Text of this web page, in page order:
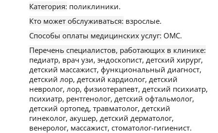
Категория: поликлиники.
Кто может обслуживаться: взрослые.
Способы оплаты медицинских услуг: ОМС.
Перечень специалистов, работающих в клинике:
педиатр, врач узи, эндоскопист, детский хирург,
детский массажист, функциональный диагност,
детский лор, детский кардиолог, детский
невролог, лор, физиотерапевт, детский психиатр,
психиатр, рентгенолог, детский офтальмолог,
детский ортопед, травматолог, детский
гинеколог, акушер, детский дерматолог,
венеролог, массажист, стоматолог-гигиенист.